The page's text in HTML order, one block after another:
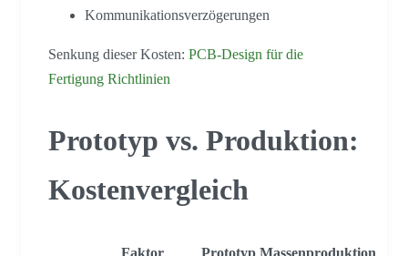
Kommunikationsverzögerungen
Senkung dieser Kosten: PCB-Design für die
Fertigung Richtlinien
Prototyp vs. Produktion:
Kostenvergleich